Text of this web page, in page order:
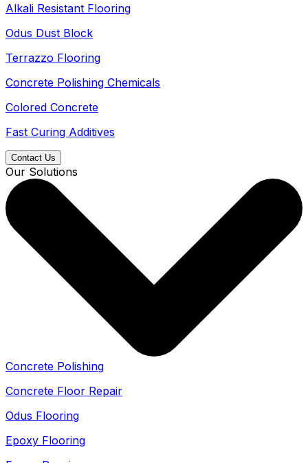
Alkali Resistant Flooring
Odus Dust Block
Terrazzo Flooring
Concrete Polishing Chemicals
Colored Concrete
Fast Curing Additives
Contact Us
Our Solutions
Concrete Polishing
Concrete Floor Repair
Odus Flooring
Epoxy Flooring